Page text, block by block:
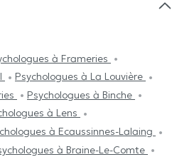
à Frameries
Psychologues à La Louvière
Psychologues à Binche
à Lens
à Ecaussinnes-Lalaing
à Braine-Le-Comte